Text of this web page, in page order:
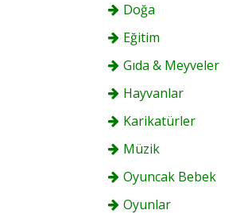
Doğa
Eğitim
Gıda & Meyveler
Hayvanlar
Karikatürler
Müzik
Oyuncak Bebek
Oyunlar